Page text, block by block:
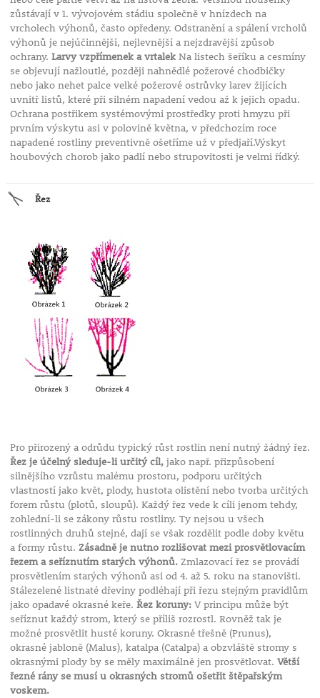
zůstávají v 1. vývojovém stádiu společně v hnízdech na
vrcholech výhonů, často opředeny. Odstranění a spálení vrcholů
výhonů je nejúčinnější, nejlevnější a nejzdravější způsob
ochrany. Larvy vzpřímenek a vrtalekNa listech šeříku a cesmíny
se objevují nažloutlé, později nahnědlé požerové chodbičky
nebo jako nehet palce velké požerové ostrůvky larev žijících
uvnitř listů, které při silném napadení vedou až k jejich opadu.
Ochrana postřikem systémovými prostředky proti hmyzu při
prvním výskytu asi v polovině května, v předchozím roce
napadené rostliny preventivně ošetříme už v předjaří.Výskyt
houbových chorob jako padlí nebo strupovitosti je velmi řídký.
Řez
Pro přirozený a odrůdu typický růst rostlin není nutný žádný řez.
Řez je účelný sleduje-li určitý cíl,jako např. přizpůsobení
silnějšího vzrůstu malému prostoru, podporu určitých
vlastností jako květ, plody, hustota olistění nebo tvorba určitých
forem růstu (plotů, sloupů). Každý řez vede k cíli jenom tehdy,
zohlední-li se zákony růstu rostliny. Ty nejsou u všech
rostlinných druhů stejné, dají se však rozdělit podle doby květu
a formy růstu. Zásadně je nutno rozlišovat mezi prosvětlovacím
řezem a seříznutím starých výhonů.Zmlazovací řez se provádí
prosvětlením starých výhonů asi od 4. až 5. roku na stanovišti.
Stálezelené listnaté dřeviny podléhají při řezu stejným pravidlům
jako opadavé okrasné keře. Řez koruny:V principu může být
seříznut každý strom, který se příliš rozrostl. Rovněž tak je
možné prosvětlit husté koruny. Okrasné třešně (Prunus),
okrasné jabloně (Malus), katalpa (Catalpa) a obzvláště stromy s
okrasnými plody by se měly maximálně jen prosvětlovat. Větší
řezné rány se musí u okrasných stromů ošetřit štěpařským
voskem.